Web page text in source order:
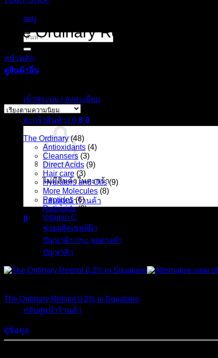
เมนู
ค้นหา:
เข้าสู่ระบบ / ลงทะเบียน
ตะกร้าสินค้า /0 ฿ 0
ไม่มีสินค้าในตะกร้า
กลับสู่หน้าร้านค้า
0
ตะกร้าสินค้า
กลับสู่หน้าร้านค้า
The Ordinary Retinol 0.2% in
หน้าหลัก
ดูสินค้าอื่น
The Ordinary (48)
Antioxidants (4)
Cleansers (3)
Direct Acids (9)
Hair care (3)
Hydrators and Oils (9)
More Molecules (8)
Peptides (6)
Retinoids (8)
Vitamin C
ช่วยผลัดเซลล์ผิว
ปัญหาฝ้า กระ จุดด่างดำ
ปัญหาสิว
The Ordinary Retinol 0.2% in Squalane
ดูข้อมูล